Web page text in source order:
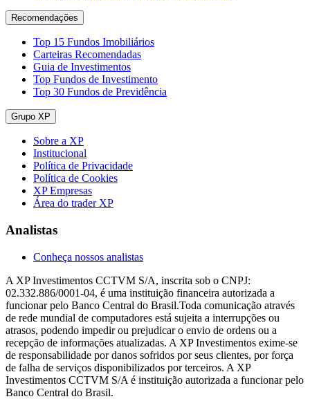
Recomendações
Top 15 Fundos Imobiliários
Carteiras Recomendadas
Guia de Investimentos
Top Fundos de Investimento
Top 30 Fundos de Previdência
Grupo XP
Sobre a XP
Institucional
Política de Privacidade
Política de Cookies
XP Empresas
Área do trader XP
Analistas
Conheça nossos analistas
A XP Investimentos CCTVM S/A, inscrita sob o CNPJ:
02.332.886/0001-04, é uma instituição financeira autorizada a
funcionar pelo Banco Central do Brasil.Toda comunicação através
de rede mundial de computadores está sujeita a interrupções ou
atrasos, podendo impedir ou prejudicar o envio de ordens ou a
recepção de informações atualizadas. A XP Investimentos exime-se
de responsabilidade por danos sofridos por seus clientes, por força
de falha de serviços disponibilizados por terceiros. A XP
Investimentos CCTVM S/A é instituição autorizada a funcionar pelo
Banco Central do Brasil.